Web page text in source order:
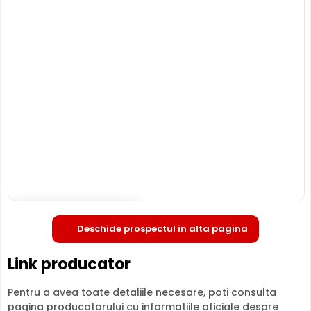
Deschide prospectul in alta pagina
Link producator
Pentru a avea toate detaliile necesare, poti consulta
pagina producatorului cu informatiile oficiale despre